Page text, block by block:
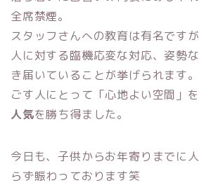
全席禁煙。
スタッフさんへの教育は有名です
人に対する臨機応変な対応、姿勢
き届いていることが挙げられます
ごす人にとって「心地よい空間」
人気を勝ち得ました。
今日も、子供からお年寄りまでに
らず賑わっております笑